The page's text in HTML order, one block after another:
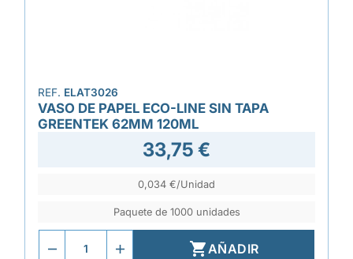
REF. ELAT3026
VASO DE PAPEL ECO-LINE SIN TAPA
GREENTEK 62MM 120ML
33,75 €
0,034 €/Unidad
Paquete de 1000 unidades
AÑADIR